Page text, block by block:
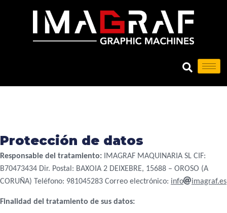
Protección de datos
Responsable del tratamiento: IMAGRAF MAQUINARIA SL CIF:
B70473434 Dir. Postal: BAXOIA 2 DEIXEBRE, 15688 – OROSO (A
CORUÑA) Teléfono: 981045283 Correo electrónico: info imagraf.es
Finalidad del tratamiento de sus datos: